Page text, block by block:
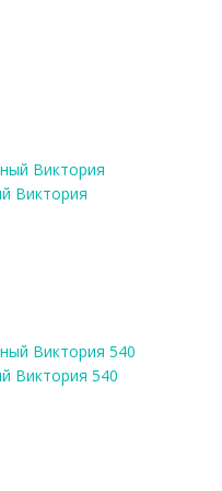
Виктория
Виктория 540